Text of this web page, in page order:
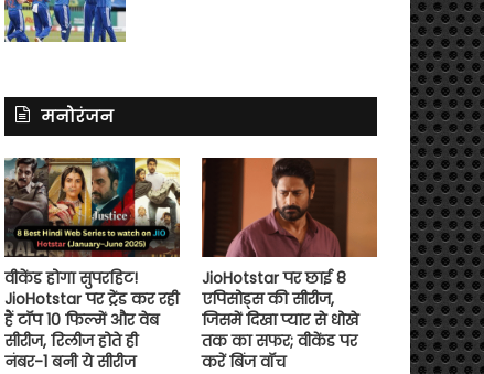
मनोरंजन
वीकेंड होगा सुपरहिट!
JioHotstar पर ट्रेंड कर रही
हैं टॉप 10 फिल्में और वेब
सीरीज, रिलीज होते ही
नंबर-1 बनी ये सीरीज
JioHotstar पर छाई 8
एपिसोड्स की सीरीज,
जिसमें दिखा प्यार से धोखे
तक का सफर; वीकेंड पर
करें बिंज वॉच